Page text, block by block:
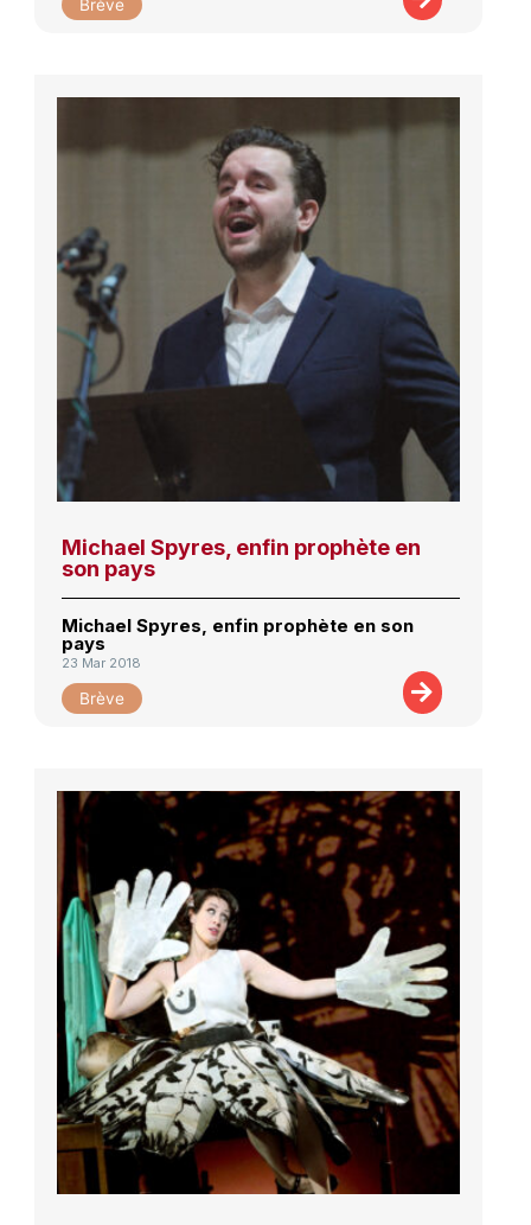
Brève
Michael Spyres, enfin prophète en
son pays
Michael Spyres, enfin prophète en son
pays
23 Mar 2018
Brève